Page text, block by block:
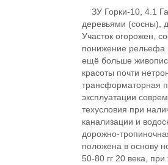
ЗУ Горки-10, 4.1
деревьями (сосны),
Участок огорожен,
понижение рельефа
ещё больше
красоты почти
трансформаторная
эксплуатации
техусловия при
канализации и
дорожно-
положена в основу
50-80 гг 20 века,